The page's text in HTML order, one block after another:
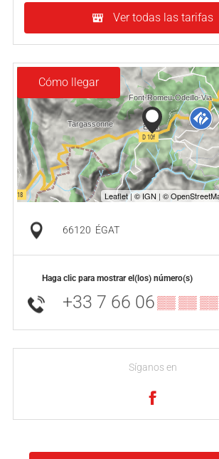
Ver todas las tarifas
Cómo llegar
66120 ÉGAT
Haga clic para mostrar el(los) número(s)
+33 7 66 06▒▒ ▒▒ ▒▒
Síganos en